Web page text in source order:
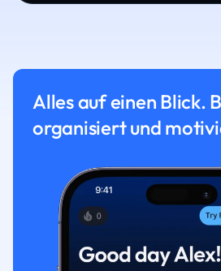
Alles auf einen Blick.
organisiert und